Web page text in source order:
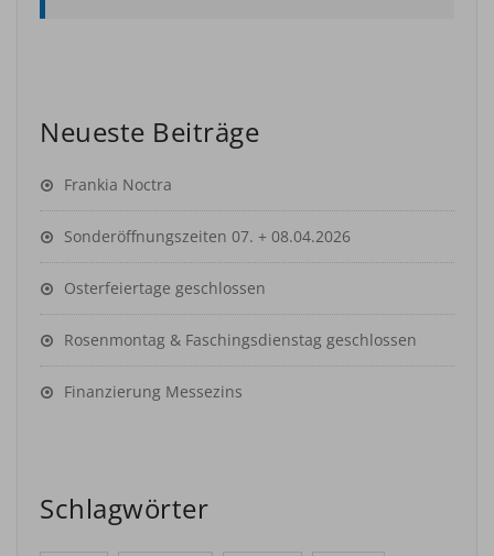
Neueste Beiträge
Frankia Noctra
Sonderöffnungszeiten 07. + 08.04.2026
Osterfeiertage geschlossen
Rosenmontag & Faschingsdienstag geschlossen
Finanzierung Messezins
Schlagwörter